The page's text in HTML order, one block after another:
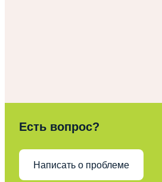
Есть вопрос?
Написать о проблеме